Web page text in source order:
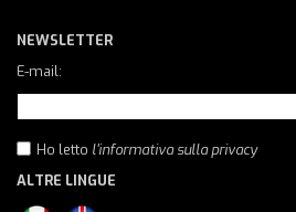
NEWSLETTER
E-mail:
Ho letto l'informativa sulla privacy
ALTRE LINGUE